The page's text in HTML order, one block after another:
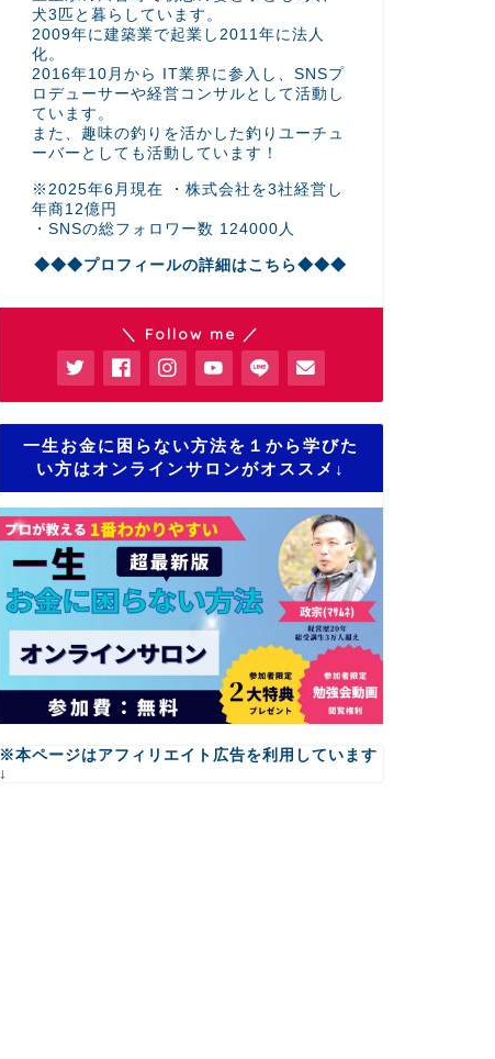
犬3匹と暮らしています。
2009年に建築業で起業し2011年に法人
化。
2016年10月から IT業界に参入し、SNSプ
ロデューサーや経営コンサルとして活動し
ています。
また、趣味の釣りを活かした釣りユーチュ
ーバーとしても活動しています！
※2025年6月現在 ・株式会社を3社経営し
年商12億円
・SNSの総フォロワー数 124000人
◆◆◆プロフィールの詳細はこちら◆◆◆
＼ Follow me ／
一生お金に困らない方法を１から学びた
い方はオンラインサロンがオススメ↓
※本ページはアフィリエイト広告を利用しています
↓